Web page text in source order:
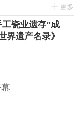
更多
工瓷业遗存”成
界遗产名录》